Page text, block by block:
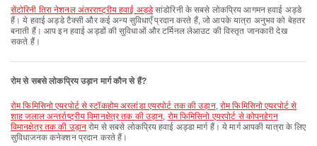
सेंटोरिनी तिरा नेशनल अंतरराष्ट्रीय हवाई अड्डेसांडोरिनी के सबसे लोकप्रिय आगमन हवाई अड्डे
हैं। ये हवाई अड्डे टैक्सी और कई अन्य सुविधाएँ प्रदान करते हैं, जो आपके यात्रा अनुभव को बेहतर
बनाती हैं। आप इन हवाई अड्डों की सुविधाओं और टर्मिनल लेआउट की विस्तृत जानकारी देख
सकते हैं।
रोम से सबसे लोकप्रिय उड़ान मार्ग कौन से हैं?
रोम फिमिसिनो एयरपोर्ट से स्टॉकहोम अरलांडा एयरपोर्ट तक की उड़ान,रोम फिमिसिनो एयरपोर्ट से
शाह जलाल अन्तर्राष्ट्रीय विमानक्षेत्र तक की उड़ान, रोम फिमिसिनो एयरपोर्ट से कोपनहेगन
विमानक्षेत्र तक की उड़ान रोम से सबसे लोकप्रिय हवाई अड्डा मार्ग हैं। ये मार्ग आपकी यात्रा के लिए
सुविधाजनक कनेक्शन प्रदान करते हैं।